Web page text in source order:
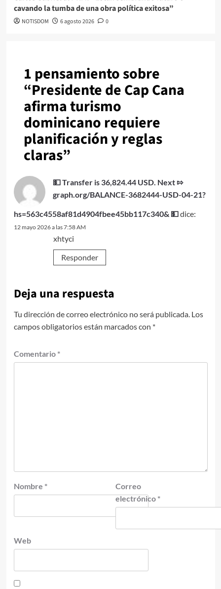
cavando la tumba de una obra política exitosa”
NOTISDOM 6 agosto 2026 0
1 pensamiento sobre
“Presidente de Cap Cana
afirma turismo
dominicano requiere
planificación y reglas
claras”
💵 Transfer is 36,824.44 USD. Next ⇰
graph.org/BALANCE-3682444-USD-04-21?
hs=563c4558af81d4904fbee45bb117c340& 💵dice:
12 mayo 2026 a las 7:58 AM
xhtyci
Responder
Deja una respuesta
Tu dirección de correo electrónico no será publicada. Los
campos obligatorios están marcados con *
Comentario *
Nombre *
Correo
electrónico *
Web